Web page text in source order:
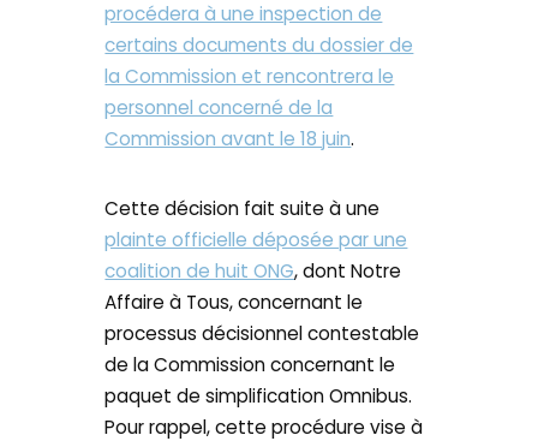
procédera à une inspection de
certains documents du dossier de
la Commission et rencontrera le
personnel concerné de la
Commission avant le 18 juin.
Cette décision fait suite à une
plainte officielle déposée par une
coalition de huit ONG, dont Notre
Affaire à Tous, concernant le
processus décisionnel contestable
de la Commission concernant le
paquet de simplification Omnibus.
Pour rappel, cette procédure vise à